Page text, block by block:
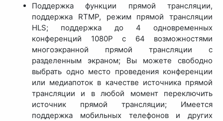
Поддержка функции прямой трансляции,
поддержка RTMP, режим прямой трансляции
HLS; поддержка до 4 одновременных
конференций 1080P с 64 возможностями
многоэкранной прямой трансляции с
разделенным экраном; Вы можете свободно
выбрать одно место проведения конференции
или медиапоток в качестве источника прямой
трансляции и в любой момент переключить
источник прямой трансляции; Имеется
поддержка мобильных телефонов и других